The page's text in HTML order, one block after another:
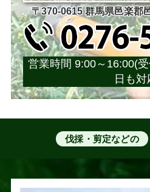
〒370-0615 群馬県邑楽郡
営業時間 9:00～16:00(
日も対
伐採・剪定などの